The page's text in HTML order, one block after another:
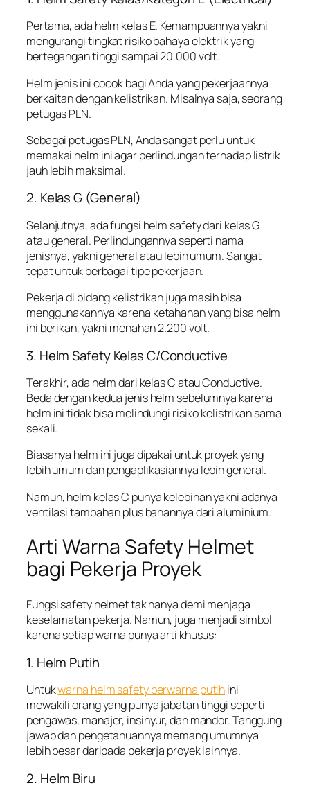
Pertama, ada helm kelas E. Kemampuannya yakni
mengurangi tingkat risiko bahaya elektrik yang
bertegangan tinggi sampai 20.000 volt.
Helm jenis ini cocok bagi Anda yang pekerjaannya
berkaitan dengan kelistrikan. Misalnya saja, seorang
petugas PLN.
Sebagai petugas PLN, Anda sangat perlu untuk
memakai helm ini agar perlindungan terhadap listrik
jauh lebih maksimal.
2. Kelas G (General)
Selanjutnya, ada fungsi helm safety dari kelas G
atau general. Perlindungannya seperti nama
jenisnya, yakni general atau lebih umum. Sangat
tepat untuk berbagai tipe pekerjaan.
Pekerja di bidang kelistrikan juga masih bisa
menggunakannya karena ketahanan yang bisa helm
ini berikan, yakni menahan 2.200 volt.
3. Helm Safety Kelas C/Conductive
Terakhir, ada helm dari kelas C atau Conductive.
Beda dengan kedua jenis helm sebelumnya karena
helm ini tidak bisa melindungi risiko kelistrikan sama
sekali.
Biasanya helm ini juga dipakai untuk proyek yang
lebih umum dan pengaplikasiannya lebih general.
Namun, helm kelas C punya kelebihan yakni adanya
ventilasi tambahan plus bahannya dari aluminium.
Arti Warna Safety Helmet
bagi Pekerja Proyek
Fungsi safety helmet tak hanya demi menjaga
keselamatan pekerja. Namun, juga menjadi simbol
karena setiap warna punya arti khusus:
1. Helm Putih
Untukwarna helm safety berwarna putihini
mewakili orang yang punya jabatan tinggi seperti
pengawas, manajer, insinyur, dan mandor. Tanggung
jawab dan pengetahuannya memang umumnya
lebih besar daripada pekerja proyek lainnya.
2. Helm Biru